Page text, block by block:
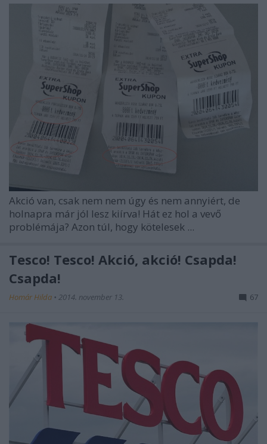
Akció van, csak nem nem úgy és nem annyiért, de
holnapra már jól lesz kiírva! Hát ez hol a vevő
problémája? Azon túl, hogy kötelesek ...
Tesco! Tesco! Akció, akció! Csapda!
Csapda!
Homár Hilda • 2014. november 13. 67